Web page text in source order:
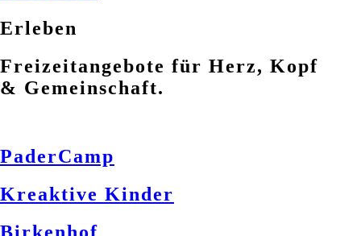
Erleben
Freizeitangebote für Herz, Kopf
& Gemeinschaft.
PaderCamp
Kreaktive Kinder
Birkenhof